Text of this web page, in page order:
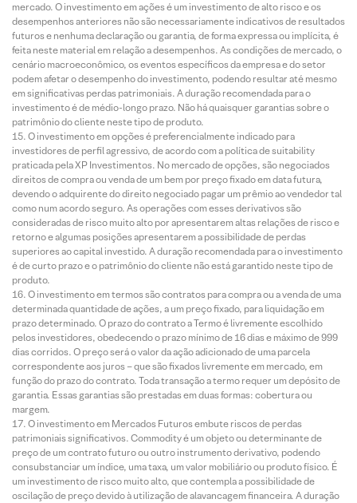
mercado. O investimento em ações é um investimento de alto risco e os
desempenhos anteriores não são necessariamente indicativos de resultados
futuros e nenhuma declaração ou garantia, de forma expressa ou implícita, é
feita neste material em relação a desempenhos. As condições de mercado, o
cenário macroeconômico, os eventos específicos da empresa e do setor
podem afetar o desempenho do investimento, podendo resultar até mesmo
em significativas perdas patrimoniais. A duração recomendada para o
investimento é de médio-longo prazo. Não há quaisquer garantias sobre o
patrimônio do cliente neste tipo de produto.
O investimento em opções é preferencialmente indicado para
investidores de perfil agressivo, de acordo com a política de suitability
praticada pela XP Investimentos. No mercado de opções, são negociados
direitos de compra ou venda de um bem por preço fixado em data futura,
devendo o adquirente do direito negociado pagar um prêmio ao vendedor tal
como num acordo seguro. As operações com esses derivativos são
consideradas de risco muito alto por apresentarem altas relações de risco e
retorno e algumas posições apresentarem a possibilidade de perdas
superiores ao capital investido. A duração recomendada para o investimento
é de curto prazo e o patrimônio do cliente não está garantido neste tipo de
produto.
O investimento em termos são contratos para compra ou a venda de uma
determinada quantidade de ações, a um preço fixado, para liquidação em
prazo determinado. O prazo do contrato a Termo é livremente escolhido
pelos investidores, obedecendo o prazo mínimo de 16 dias e máximo de 999
dias corridos. O preço será o valor da ação adicionado de uma parcela
correspondente aos juros – que são fixados livremente em mercado, em
função do prazo do contrato. Toda transação a termo requer um depósito de
garantia. Essas garantias são prestadas em duas formas: cobertura ou
margem.
O investimento em Mercados Futuros embute riscos de perdas
patrimoniais significativos. Commodity é um objeto ou determinante de
preço de um contrato futuro ou outro instrumento derivativo, podendo
consubstanciar um índice, uma taxa, um valor mobiliário ou produto físico. É
um investimento de risco muito alto, que contempla a possibilidade de
oscilação de preço devido à utilização de alavancagem financeira. A duração